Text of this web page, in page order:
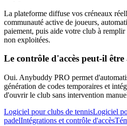
La plateforme diffuse vos créneaux
communauté active de joueurs,
paiement, puis aide votre club à remplir
non exploitées.
Le contrôle d'accès peut-il être
Oui. Anybuddy PRO permet
génération de codes temporaires et
d'ouvrir le club sans intervention
Logiciel pour clubs de tennisLogiciel
padelIntégrations et contrôle d'accès